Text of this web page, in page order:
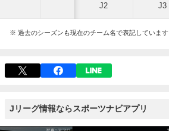
J2 J3
※ 過去のシーズンも現在のチーム名で表記しています
Jリーグ情報ならスポーツナビアプリ